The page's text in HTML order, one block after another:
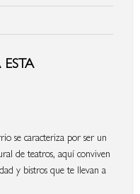
se caracteriza por ser un
de teatros, aquí conviven
y bistros que te llevan a